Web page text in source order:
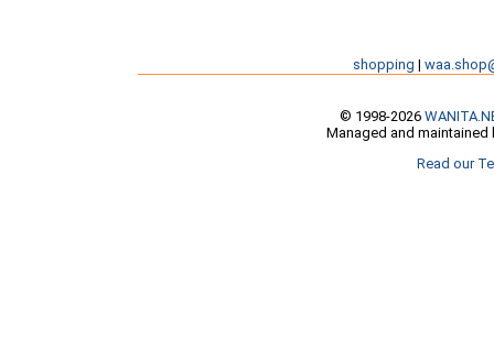
shopping |
© 1998-2026
Managed and maintained
Read our